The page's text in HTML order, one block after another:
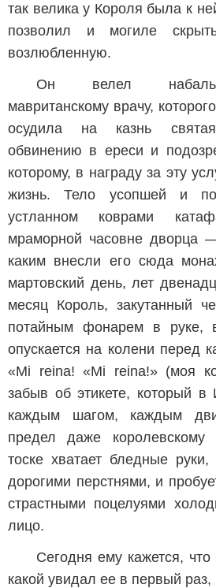
так велика у Короля была к
позволил и могиле
возлюбленную.
Он велел
мавританскому врачу,
осудила на казнь
обвинению в ереси и
которому, в награду за эту
жизнь. Тело усопшей и
устланном коврами
мраморной часовне дворца
каким внесли его сюда
мартовский день, лет
месяц Король, закутанный
потайным фонарем в руке,
опускается на колени перед
«Mi reina! «Mi reina!» (моя
забыв об этикете, который в
каждым шагом, каждым
предел даже
тоске хватает бледные
дорогими перстнями, и
страстными поцелуями
лицо.
Сегодня ему кажется,
какой увидал ее в первый